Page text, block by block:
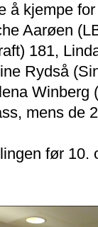
å kjempe for
Aarøen
181,
Rydså
Winberg
mens de
før 10.